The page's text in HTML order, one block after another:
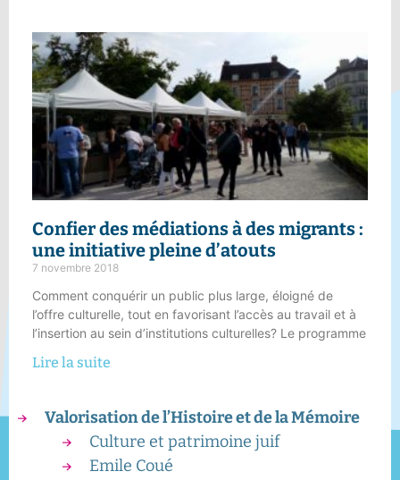
Confier des médiations à des migrants :
une initiative pleine d’atouts
7 novembre 2018
Comment conquérir un public plus large, éloigné de
l’offre culturelle, tout en favorisant l’accès au travail et à
l’insertion au sein d’institutions culturelles? Le programme
Lire la suite
Valorisation de l’Histoire et de la Mémoire
Culture et patrimoine juif
Emile Coué